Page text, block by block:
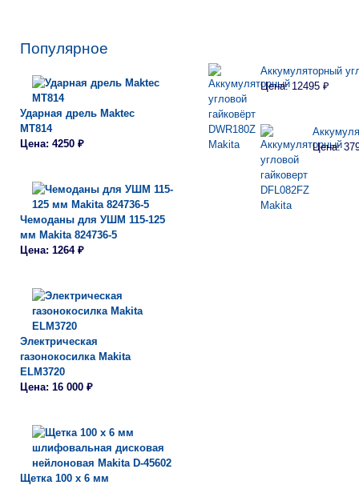
Популярное
Ударная дрель Maktec
MT814
Цена: 4250 ₽
Чемоданы для УШМ 115-125
мм Makita 824736-5
Цена: 1264 ₽
Электрическая
газонокосилка Makita
ELM3720
Цена: 16 000 ₽
Щетка 100 х 6 мм
Аккумуляторный
Цена: 12495 ₽
Цена: